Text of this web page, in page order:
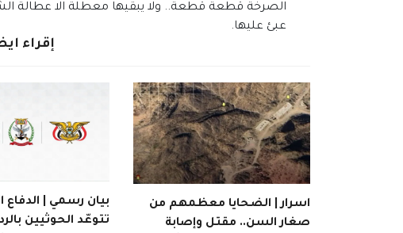
الصرخة قطعة قطعة.. ولا يبقيها معطلة الا عطالة
عبئ عليها.
إقراء
اسرار | الضحايا معظمهم من
صغار السن.. مقتل وإصابة
بيان رسمي | الدفاع
تتوعّد الحوثيين